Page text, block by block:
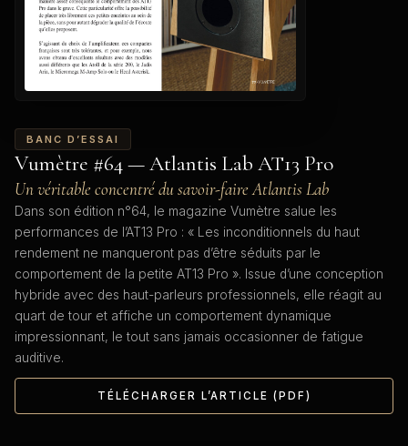
BANC D’ESSAI
Vumètre #64 — Atlantis Lab AT13 Pro
Un véritable concentré du savoir-faire Atlantis Lab
Dans son édition n°64, le magazine Vumètre salue les
performances de l’AT13 Pro : « Les inconditionnels du haut
rendement ne manqueront pas d’être séduits par le
comportement de la petite AT13 Pro ». Issue d’une conception
hybride avec des haut-parleurs professionnels, elle réagit au
quart de tour et affiche un comportement dynamique
impressionnant, le tout sans jamais occasionner de fatigue
auditive.
TÉLÉCHARGER L’ARTICLE (PDF)